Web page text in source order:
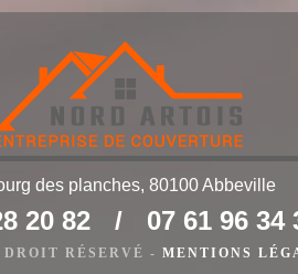
à nos prestations de qualité, quel
Pour certaines de nos activités,
des planches, 80100 Abbeville
20 82 / 07 61 96 34
RÉSERVÉ - MENTIONS